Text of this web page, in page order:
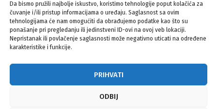
Da bismo pružili najbolje iskustvo, koristimo tehnologije poput kolačića za
čuvanje i/ili pristup informacijama o uređaju. Saglasnost sa ovim
tehnologijama će nam omogućiti da obrađujemo podatke kao što su
ponašanje pri pregledanju ili jedinstveni ID-ovi na ovoj veb lokaciji.
Nepristanak ili povlačenje saglasnosti može negativno uticati na određene
karakteristike i funkcije.
PRIHVATI
ODBIJ
Hodžić primio načelnicu Kršana i vijećnicu Mahmutović
u Hrvatskom saboru